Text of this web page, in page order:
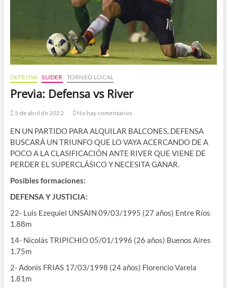
DEFENSA SLIDER TORNEO LOCAL
Previa: Defensa vs River
5 de abril de 2022 No hay comentarios
EN UN PARTIDO PARA ALQUILAR BALCONES, DEFENSA
BUSCARÁ UN TRIUNFO QUE LO VAYA ACERCANDO DE A
POCO A LA CLASIFICACIÓN ANTE RIVER QUE VIENE DE
PERDER EL SUPERCLÁSICO Y NECESITA GANAR.
Posibles formaciones:
DEFENSA Y JUSTICIA:
22- Luis Ezequiel UNSAIN 09/03/1995 (27 años) Entre Ríos
1.88m
14- Nicolás TRIPICHIO 05/01/1996 (26 años) Buenos Aires
1.75m
2- Adonis FRIAS 17/03/1998 (24 años) Florencio Varela
1.81m